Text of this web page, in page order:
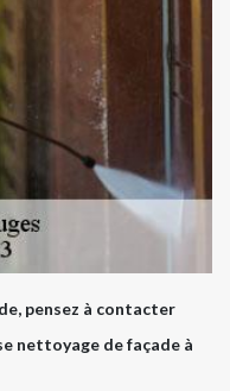
pensez à contacter
nettoyage de façade à